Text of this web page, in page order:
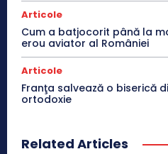
Articole
Cum a batjocorit până la
erou aviator al României
Articole
Franţa salvează o biserică
ortodoxie
Related Articles